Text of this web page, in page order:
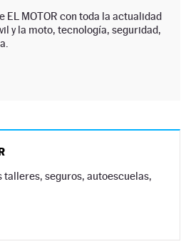
EL MOTOR con toda la actualidad
y la moto, tecnología, seguridad,
talleres, seguros, autoescuelas,